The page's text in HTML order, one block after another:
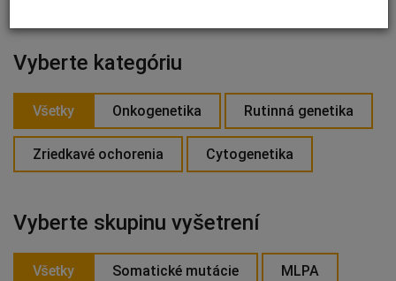
Vyberte kategóriu
Všetky Onkogenetika Rutinná genetika
Zriedkavé ochorenia Cytogenetika
Vyberte skupinu vyšetrení
Všetky Somatické mutácie MLPA